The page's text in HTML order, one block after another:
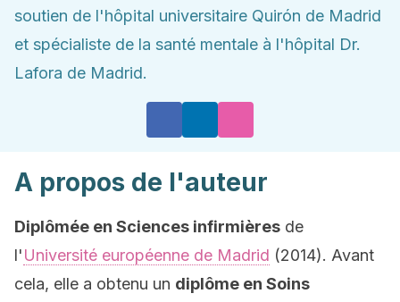
soutien de l'hôpital universitaire Quirón de Madrid
et spécialiste de la santé mentale à l'hôpital Dr.
Lafora de Madrid.
A propos de l'auteur
Diplômée en Sciences infirmières de
l'Université européenne de Madrid (2014). Avant
cela, elle a obtenu un diplôme en Soins